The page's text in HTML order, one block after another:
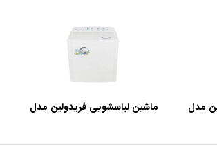
مدل
ماشین لباسشویی فریدولین مدل